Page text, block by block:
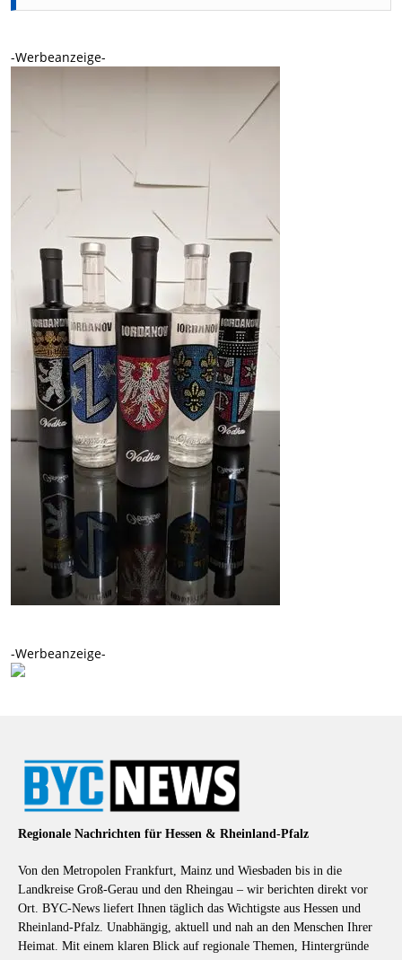
-Werbeanzeige-
-Werbeanzeige-
Regionale Nachrichten für Hessen & Rheinland-Pfalz
Von den Metropolen Frankfurt, Mainz und Wiesbaden bis in die
Landkreise Groß-Gerau und den Rheingau – wir berichten direkt vor
Ort. BYC-News liefert Ihnen täglich das Wichtigste aus Hessen und
Rheinland-Pfalz. Unabhängig, aktuell und nah an den Menschen Ihrer
Heimat. Mit einem klaren Blick auf regionale Themen, Hintergründe